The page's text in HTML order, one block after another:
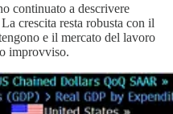
continuato a descrivere
crescita resta robusta con il
e il mercato del lavoro
improvviso.